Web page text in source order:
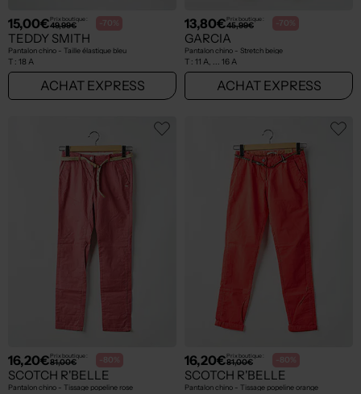
15,00€Prix boutique :
49,99€ -70%
TEDDY SMITH
Pantalon chino - Taille élastique bleu
T : 18 A
ACHAT EXPRESS
13,80€Prix boutique :
45,99€ -70%
GARCIA
Pantalon chino - Stretch beige
T : 11 A, ... 16 A
ACHAT EXPRESS
16,20€Prix boutique :
81,00€ -80%
SCOTCH R'BELLE
Pantalon chino - Tissage popeline rose
16,20€Prix boutique :
81,00€ -80%
SCOTCH R'BELLE
Pantalon chino - Tissage popeline orange